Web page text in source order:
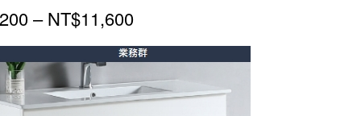
–NT$11,600